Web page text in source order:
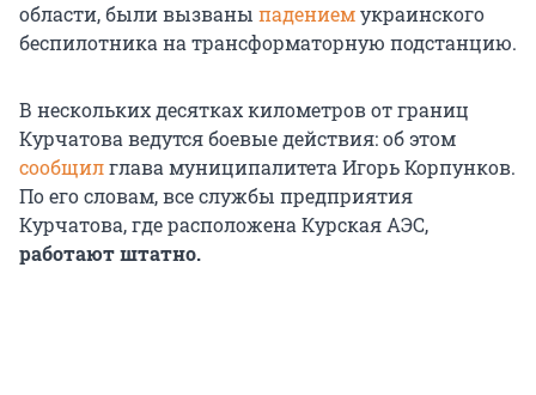
области, были вызваны падениемукраинского
беспилотника на трансформаторную подстанцию.
В нескольких десятках километров от границ
Курчатова ведутся боевые действия: об этом
сообщилглава муниципалитета Игорь Корпунков.
По его словам, все службы предприятия
Курчатова, где расположена Курская АЭС,
работают штатно.